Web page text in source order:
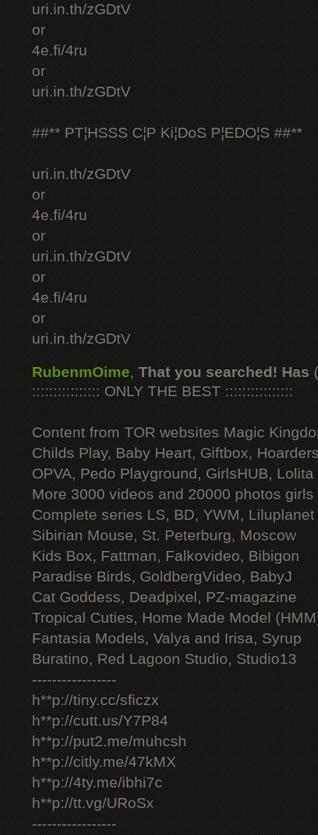
uri.in.th/zGDtV
or
4e.fi/4ru
or
uri.in.th/zGDtV
##** PT¦HSSS C¦P Ki¦DoS P¦EDO¦S ##**
uri.in.th/zGDtV
or
4e.fi/4ru
or
uri.in.th/zGDtV
or
4e.fi/4ru
or
uri.in.th/zGDtV
RubenmOime, That you searched! Has
:::::::::::::::: ONLY THE BEST ::::::::::::::::
Content from TOR websites Magic
Childs Play, Baby Heart, Giftbox,
OPVA, Pedo Playground, GirlsHUB, Lolita
More 3000 videos and 20000 photos
Complete series LS, BD, YWM, Liluplanet
Sibirian Mouse, St. Peterburg, Moscow
Kids Box, Fattman, Falkovideo, Bibigon
Paradise Birds, GoldbergVideo, BabyJ
Cat Goddess, Deadpixel, PZ-magazine
Tropical Cuties, Home Made Model
Fantasia Models, Valya and Irisa, Syrup
Buratino, Red Lagoon Studio, Studio13
-----------------
h**p://tiny.cc/sficzx
h**p://cutt.us/Y7P84
h**p://put2.me/muhcsh
h**p://citly.me/47kMX
h**p://4ty.me/ibhi7c
h**p://tt.vg/URoSx
-----------------